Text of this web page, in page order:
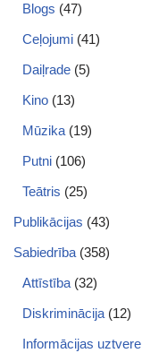
Blogs (47)
Ceļojumi (41)
Daiļrade (5)
Kino (13)
Mūzika (19)
Putni (106)
Teātris (25)
Publikācijas (43)
Sabiedrība (358)
Attīstība (32)
Diskriminācija (12)
Informācijas uztvere